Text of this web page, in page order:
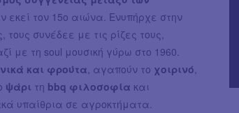
εκεί τον 15ο αιώνα. Ενυπήρχε στην
συνέδεε με τις ρίζες τους,
με τη soul μουσική γύρω στο 1960.
και φρούτα , αγαπούν το χοιρινό
ψάρι τη bbq φιλοσοφία και
υπαίθρια σε αγροκτήματα.